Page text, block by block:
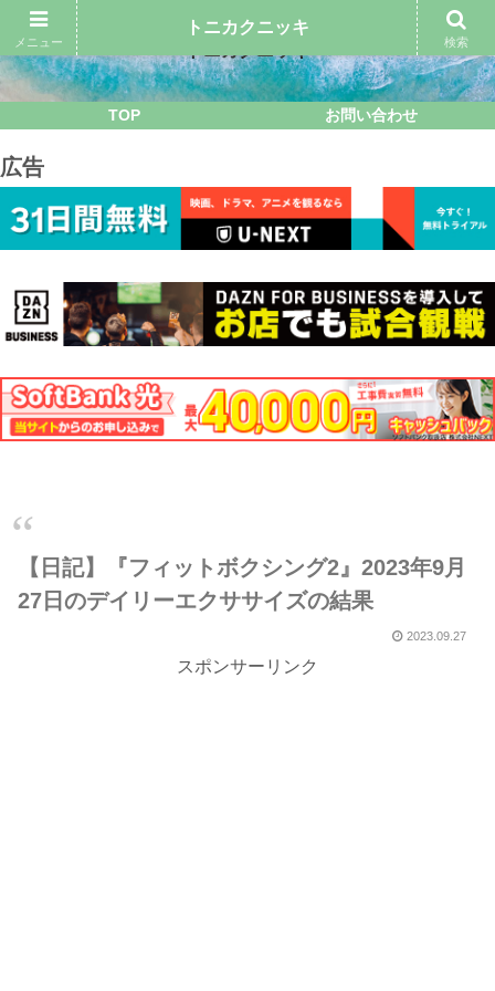
TOP お問い合わせ
広告
【日記】『フィットボクシング2』2023年9月
27日のデイリーエクササイズの結果
2023.09.27
スポンサーリンク
メニュー
トニカクニッキ
検索